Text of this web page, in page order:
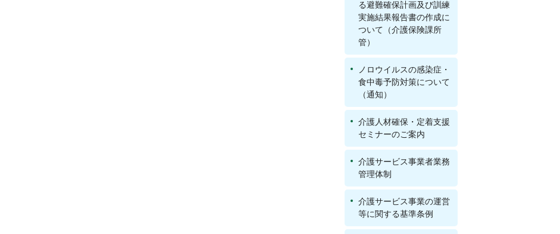
る避難確保計画及び訓練
実施結果報告書の作成に
ついて（介護保険課所
管）
ノロウイルスの感染症・
食中毒予防対策について
（通知）
介護人材確保・定着支援
セミナーのご案内
介護サービス事業者業務
管理体制
介護サービス事業の運営
等に関する基準条例